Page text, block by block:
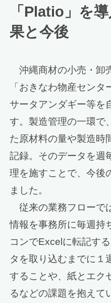
「Platio」を
果と今後
沖縄商材の小売・卸
「おきなわ物産セン
サータアンダギー等を
す。製造管理の一環で
た原材料の量や製造時
記録。そのデータを週
理を施すことで、今後
ました。
従来の業務フローで
情報を事務所に毎週持
コンでExcelに転記す
タを取り込むまでに１
することや、紙とエク
るなどの課題を抱えて